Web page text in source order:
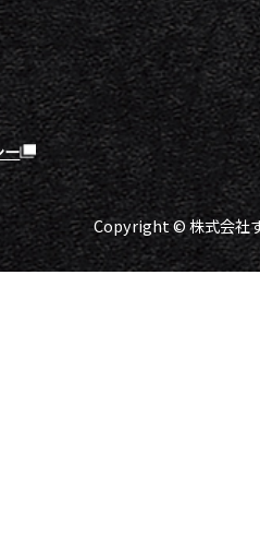
ー
Copyright © 株式会社